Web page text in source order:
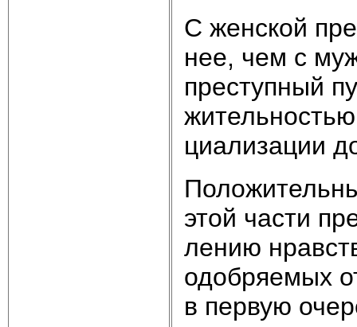
С жен­ской
нее, чем с
пре­ступ­ный
циа­ли­за­ции
этой час­ти
ле­нию
одоб­ряе­мых
в пер­вую